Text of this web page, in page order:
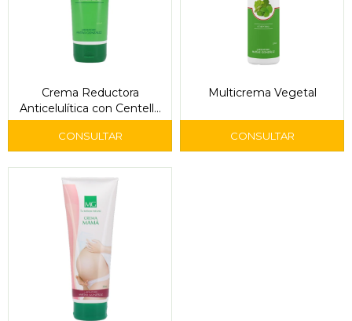
Crema Reductora
Anticelulítica con Centella
Asiática y Ginkgo Biloba
Multicrema Vegetal